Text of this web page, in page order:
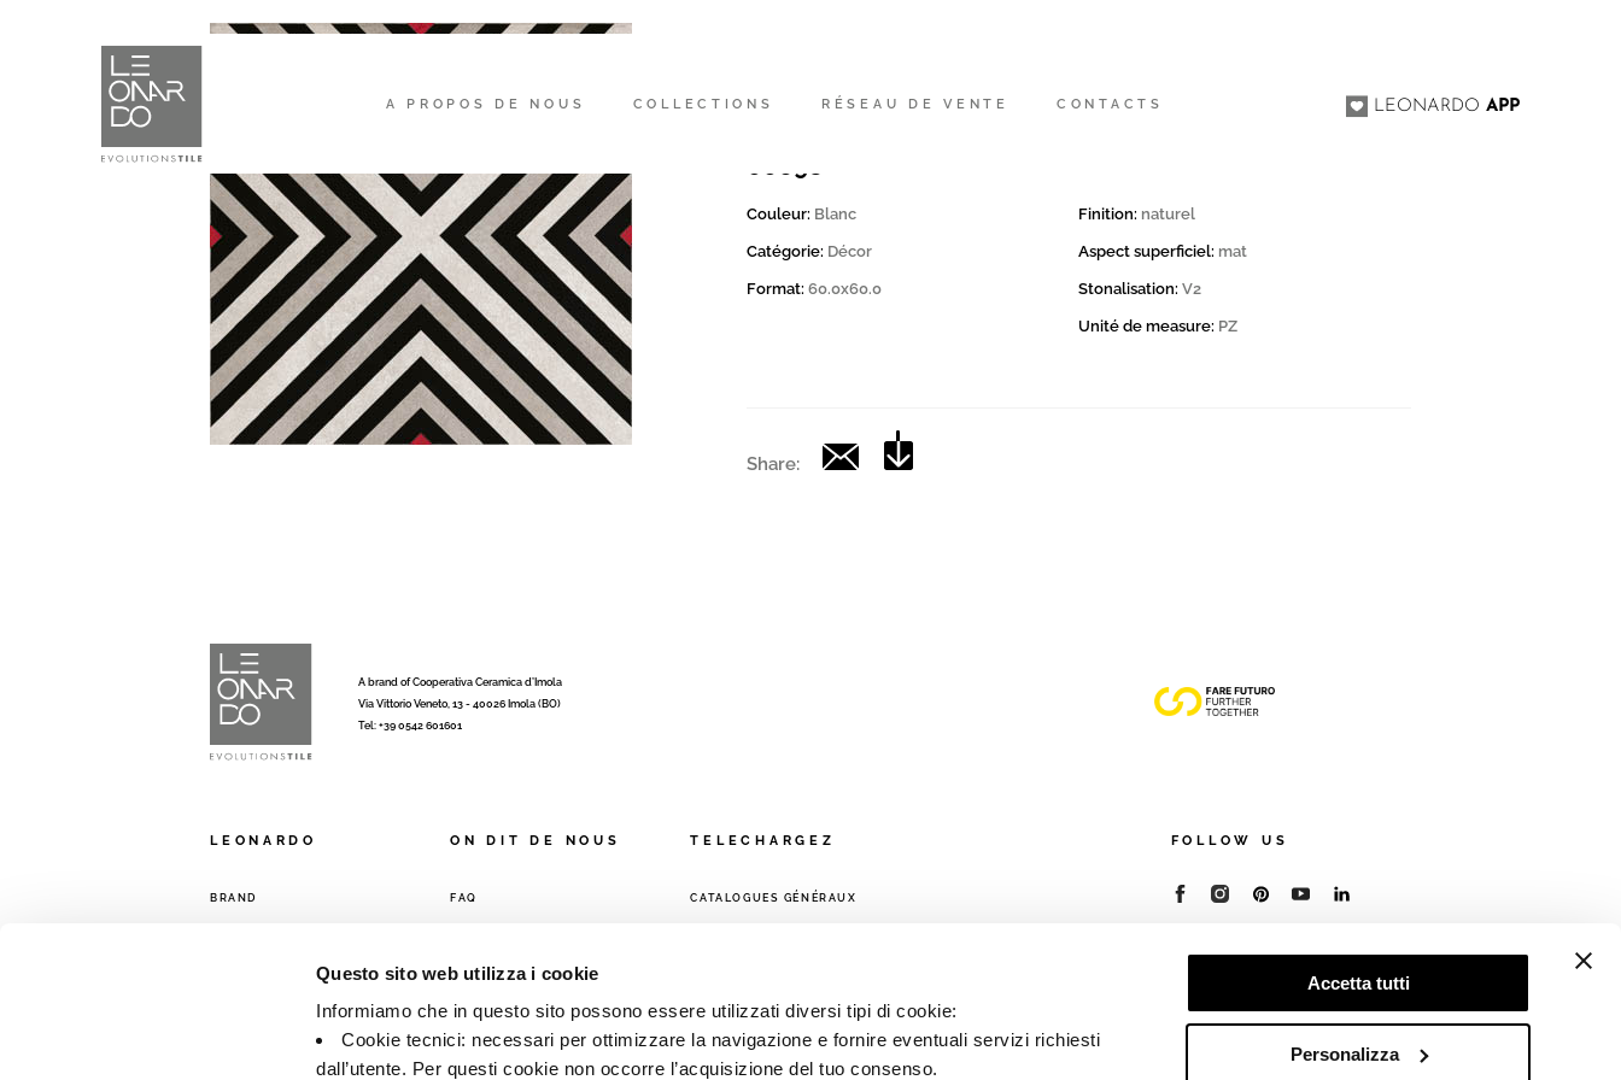
Questo sito web utilizza i cookie
Informiamo che in questo sito possono essere utilizzati diversi tipi di cookie:
Cookie tecnici: necessari per ottimizzare la navigazione e fornire eventuali servizi richiesti
dall’utente. Per questi cookie non occorre l’acquisizione del tuo consenso.
Accetta tutti
Personalizza
A PROPOS DE NOUS COLLECTIONS RÉSEAU DE VENTE CONTACTS LEONARDOAPP
00698
Couleur: Blanc
Catégorie: Décor
Format: 60.0x60.0
Finition: naturel
Aspect superficiel: mat
Stonalisation: V2
Unité de measure: PZ
Share:
A brand of Cooperativa Ceramica d’Imola
Via Vittorio Veneto, 13 - 40026 Imola (BO)
Tel: +39 0542 601601
LEONARDO
BRAND
ON DIT DE NOUS
FAQ
TELECHARGEZ
CATALOGUES GÉNÉRAUX
FOLLOW US
© 2026 - Cooperativa Ceramica d’Imola
R.E.A. BO 5545